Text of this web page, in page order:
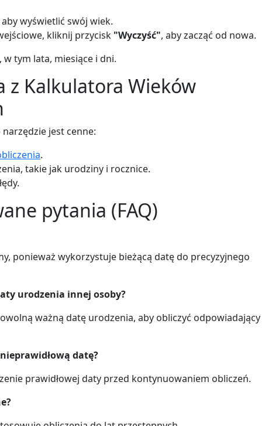
aby wyświetlić swój wiek.
kliknij przycisk "Wyczyść", aby zacząć od nowa.
w tym lata, miesiące i dni.
z Kalkulatora Wieków
jest cenne:
.
takie jak urodziny i rocznice.
pytania (FAQ)
ponieważ wykorzystuje bieżącą datę do precyzyjnego
urodzenia innej osoby?
ważną datę urodzenia, aby obliczyć odpowiadający
datę?
prawidłowej daty przed kontynuowaniem obliczeń.